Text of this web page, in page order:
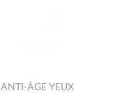
ANTI-ÂGE YEUX